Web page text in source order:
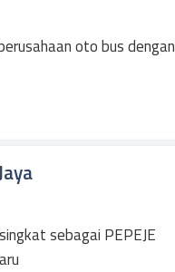
oto bus dengan
sebagai PEPEJE